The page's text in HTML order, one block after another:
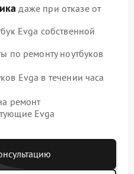
даже при отказе от
Evga собственной
по ремонту ноутбуков
Evga в течении часа
ремонт
Evga